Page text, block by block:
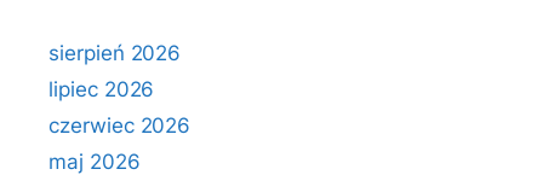
sierpień 2026
lipiec 2026
czerwiec 2026
maj 2026